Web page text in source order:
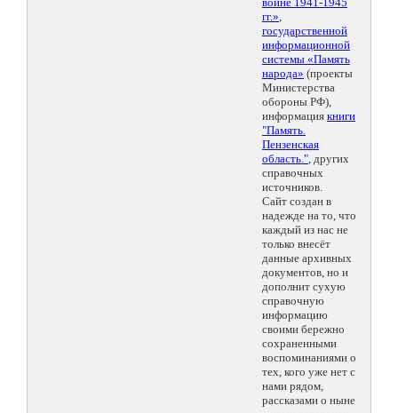
гг.»,
государственной
информационной
системы «Память
народа» (проекты
Министерства
обороны РФ),
информация книги
"Память.
Пензенская
область.", других
справочных
источников.
Сайт создан в
надежде на то, что
каждый из нас не
только внесёт
данные архивных
документов, но и
дополнит сухую
справочную
информацию
своими бережно
сохраненными
воспоминаниями о
тех, кого уже нет с
нами рядом,
рассказами о ныне